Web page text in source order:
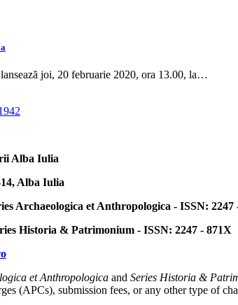
joi, 20 februarie 2020, ora 13.00, la…
Alba Iulia
Alba Iulia
Archaeologica et Anthropologica - ISSN: 2247
Historia & Patrimonium - ISSN: 2247 - 871X
et Anthropologica and Series Historia &
(APCs), submission fees, or any other type of